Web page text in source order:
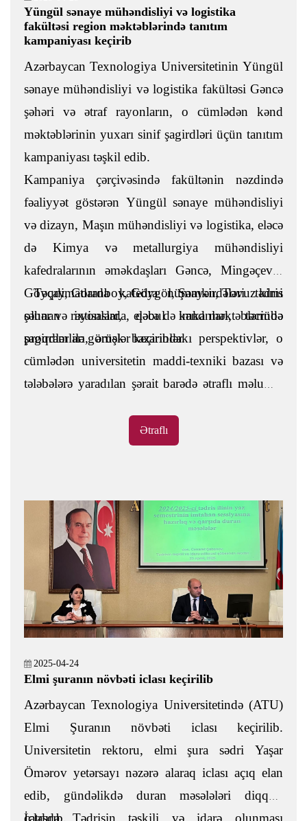
Yüngül sənaye mühəndisliyi və logistika
fakültəsi region məktəblərində tanıtım
kampaniyası keçirib
Azərbaycan Texnologiya Universitetinin Yüngül
sənaye mühəndisliyi və logistika fakültəsi Gəncə
şəhəri və ətraf rayonların, o cümlədən kənd
məktəblərinin yuxarı sinif şagirdləri üçün tanıtım
kampaniyası təşkil edib.
Kampaniya çərçivəsində fakültənin nəzdində
fəaliyyət göstərən Yüngül sənaye mühəndisliyi
və dizayn, Maşın mühəndisliyi və logistika, eləcə
də Kimya və metallurgiya mühəndisliyi
kafedralarının əməkdaşları Gəncə, Mingəçevir,
Göyçay, Goranboy, Göygöl, Şəmkir, Tovuz kimi
şəhər və rayonlarda, eləcə də kənd məktəblərində
şagirdlər ilə görüşlər keçiriblər.
Təqdimatlarda kafedra nümayəndələri tədris
olunan ixtisaslar, qəbul imkanları, təcrübə
proqramları, əmək bazarındakı perspektivlər, o
cümlədən universitetin maddi-texniki bazası və
tələbələrə yaradılan şərait barədə ətraflı məlumat
suallar cavablandırılıb, ixtisas seçimində dəstək
Ətraflı
2025-04-24
Elmi şuranın növbəti iclası keçirilib
Azərbaycan Texnologiya Universitetində (ATU)
Elmi Şuranın növbəti iclası keçirilib.
Universitetin rektoru, elmi şura sədri Yaşar
Ömərov yetərsayı nəzərə alaraq iclası açıq elan
edib, gündəlikdə duran məsələləri diqqətə
çatdırıb.
İclasda Tədrisin təşkili və idarə olunması